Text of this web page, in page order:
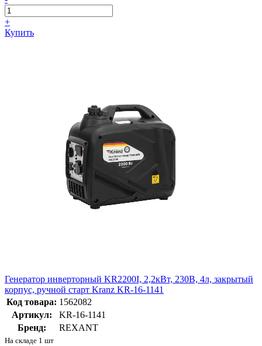
+
Купить
Генератор инверторный KR2200I, 2,2кВт, 230В, 4л, закрытый
корпус, ручной старт Kranz KR-16-1141
Код товара: 1562082
Артикул:
KR-16-1141
Бренд:
REXANT
На складе 1 шт